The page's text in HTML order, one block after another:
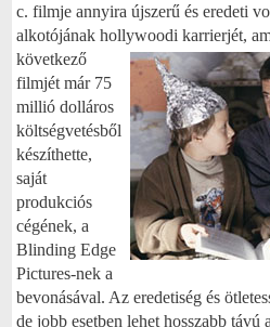
c. filmje annyira újszerű és eredeti
alkotójának hollywoodi karrierjét,
következő
filmjét már 75
millió dolláros
költségvetésből
készíthette,
saját
produkciós
cégének, a
Blinding Edge
Pictures-nek a
bevonásával. Az eredetiség és
de jobb esetben lehet hosszabb távú